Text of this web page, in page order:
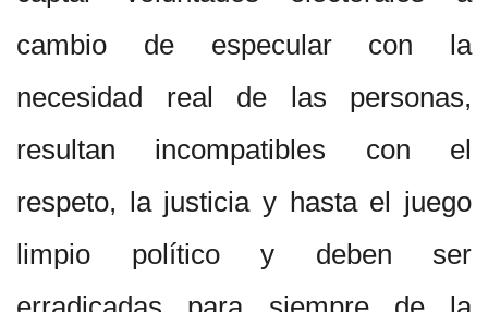
cambio de especular con la
necesidad real de las personas,
resultan incompatibles con el
respeto, la justicia y hasta el juego
limpio político y deben ser